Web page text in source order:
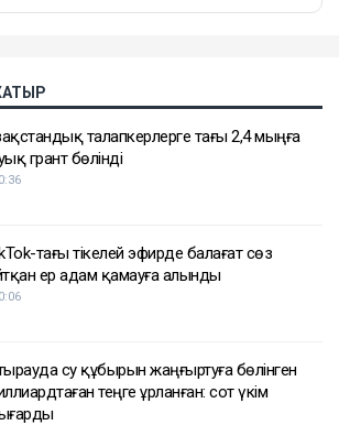
талапкерлерге тағы 2,4 мыңға
грант бөлінді
тағы тікелей эфирде балағат сөз
ер адам қамауға алынды
су құбырын жаңғыртуға бөлінген
теңге ұрланған: сот үкім